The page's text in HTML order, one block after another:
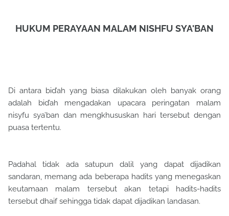
HUKUM PERAYAAN MALAM NISHFU SYA'BAN
Di antara bid’ah yang biasa dilakukan oleh banyak orang
adalah bid’ah mengadakan upacara peringatan malam
nisyfu sya’ban dan mengkhususkan hari tersebut dengan
puasa tertentu.
Padahal tidak ada satupun dalil yang dapat dijadikan
sandaran, memang ada beberapa hadits yang menegaskan
keutamaan malam tersebut akan tetapi hadits-hadits
tersebut dhaif sehingga tidak dapat dijadikan landasan.